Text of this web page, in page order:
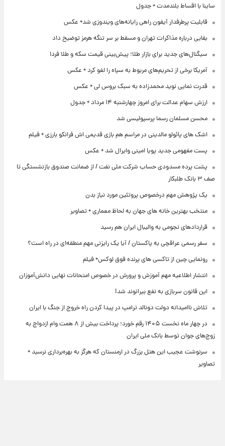
ساینا با اقساط بلندمدت + جدول
قابلیت پرطرفدار آیفون راهی رایانه‌های ویندوزی شد+ عکس
بقایی درباره مذاکرات تهران و مسقط بر سر تنگه هرمز توضیح داد
سیگنال‌های جدید برای بازار طلا؛ پیش‌بینی قیمت سکه و طلا فردا
آمریکا برخی از تحریم‌های مربوط به سپاه را لغو کرد + عکس
قدرت نمایی نوید محمدزاده به سبک بروس لی + عکس
ارزش سهام عدالت برای امروز چهارشنبه ۱۴ مرداد + جدول
محسن مسلمان رسما پرسپولیسی شد
اشک های پائولو مالدینی در مراسم هم بازی قدیمی اش فرانکو بارزی + فیلم
پست مفهومی جدید پویا امینی وایرال شد + عکس
پشت پرده‌ مسدودی حساب شرکت ملی نفت / از ضمانت صندوق بازنشستگی تا
صف ۳ بانک طلبکار
یک پژوهش مهم درخصوص پروتئین مورد نیاز بدن
منتخب بهترین خانه های جهان به لحاظ معماری + تصاویر
قراردادهای نجومی به والیبال ایران هم رسید
سفر رسمی عراقچی به پاکستان / آیا یک رایزنی مهم منطقه‌ای در راه است؟
رونمایی چین از تاکسی های پرنده فوق لوکس+ فیلم
انتشار اطلاعیه مهم آموزش و پرورش در خصوص امتحانات نهایی دانش‌آموزان
این قانون سربازی به نفع بیرانوند شد!
تلاش ناامیدانه‌ دولت دونالد ترامپ در پیدا کردن راه خروج از جنگ با ایران
در چهار ماه نخست ۱۴۰۵ رقم خورد؛ پرداخت بیش از ۸ همت وام ازدواج به
زوج‌های جوان توسط بانک ملی ایران
سرنوشت عجیب این هتل بزرگ در ارمنستان که هرگز به بهره‌برداری نرسید +
تصاویر